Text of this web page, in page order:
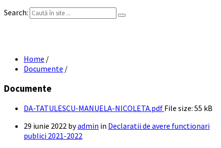
Search:
Home /
Documente /
Documente
DA-TATULESCU-MANUELA-NICOLETA.pdf File size: 55 kB
29 iunie 2022 byadmin in Declaratii de avere functionari
publici 2021-2022